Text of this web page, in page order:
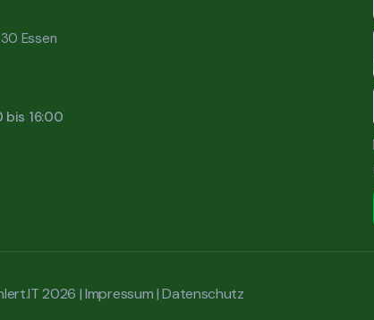
Essen
bis 16:00
2026 |Impressum|Datenschutz